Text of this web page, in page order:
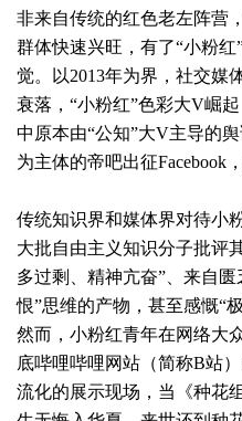
非来自传统的红色老左阵营
群体快速兴旺，有了“小粉
觉。以2013年为界，社交媒
衰落，“小粉红”色彩大V崛
中原本由“公知”大V主导的
为主体的帝吧出征Facebook
传统知识界和媒体界对待小
大批自由主义知识分子批评
多过剩、精神亢奋”、来自匮
恨”思维的产物，甚至感慨“
然而，小粉红青年在网络大
底哔哩哔哩网站（简称B站
流化的展示现场，当《种花